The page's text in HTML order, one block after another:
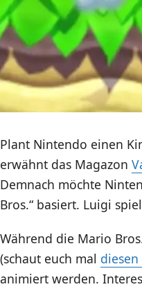
Plant Nintendo einen
erwähnt das Magazon
Demnach möchte
Bros.“ basiert. Luigi
Während die Mario
(schaut euch mal
animiert werden.